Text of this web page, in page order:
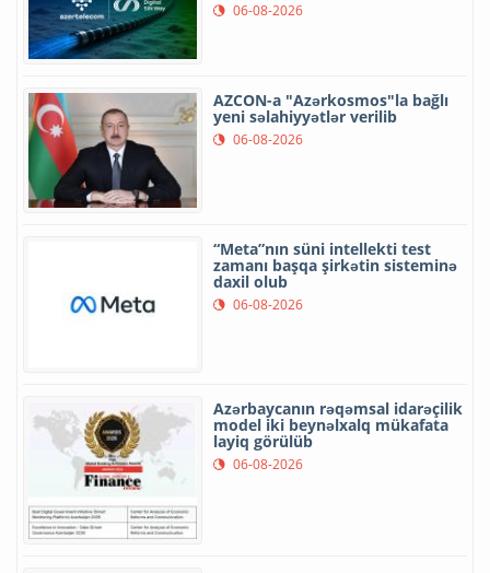
06-08-2026
AZCON-a "Azərkosmos"la bağlı
yeni səlahiyyətlər verilib
06-08-2026
“Meta”nın süni intellekti test
zamanı başqa şirkətin sisteminə
daxil olub
06-08-2026
Azərbaycanın rəqəmsal idarəçilik
model iki beynəlxalq mükafata
layiq görülüb
06-08-2026